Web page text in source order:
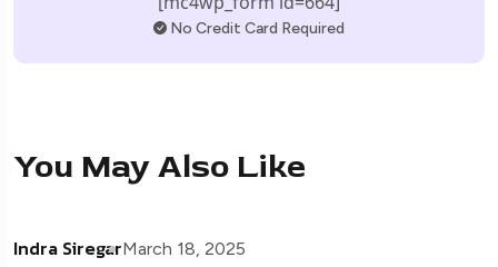
No Credit Card Required
You May Also Like
Indra SiregarMarch 18, 2025